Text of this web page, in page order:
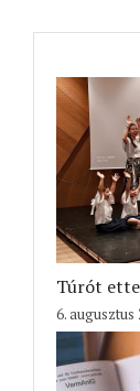
Túrót
6. augusztus